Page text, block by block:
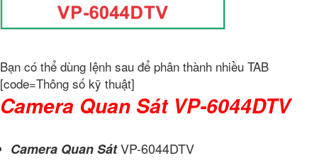
Bạn có thể dùng lệnh sau để phân thành nhiều TAB
[code=Thông số kỹ thuật]
Camera Quan Sát VP-6044DTV
Camera Quan SátVP-6044DTV